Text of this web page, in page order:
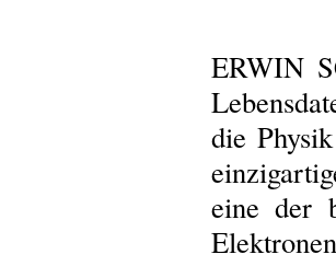
ERWIN
die
eine der